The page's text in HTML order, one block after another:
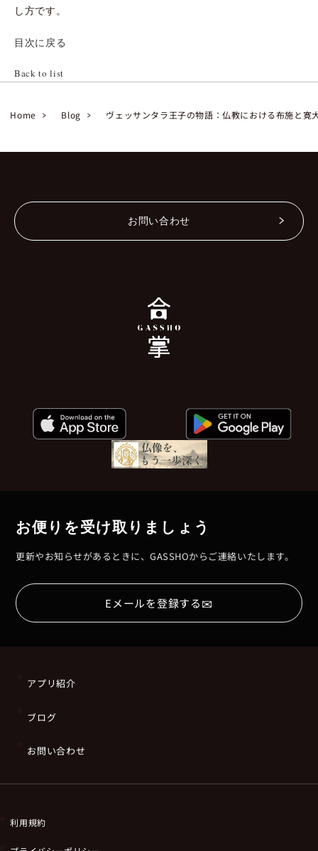
し方です。
目次に戻る
Back to list
Home Blog ヴェッサンタラ王子の物語：仏教における布施と寛
お問い合わせ
お便りを受け取りましょう
更新やお知らせがあるときに、GASSHOからご連絡いたします。
Eメールを登録する✉
アプリ紹介
ブログ
お問い合わせ
利用規約